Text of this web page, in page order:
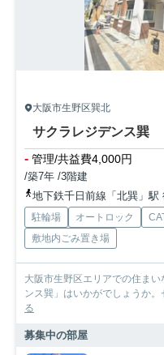
大阪市生野区巽北
サクラレジデンス巽
- 管理/共益費4,000円
/築7年 /3階建
地下鉄千日前線「北巽」駅
駐輪場 オートロック
敷地内ごみ置き場
大阪市生野区エリアでの住ま
ンス巽」はいかがでしょうか
る
募集中の部屋